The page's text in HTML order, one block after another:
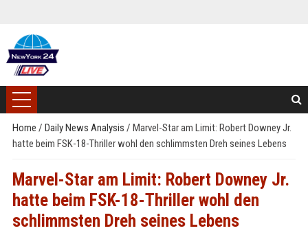
Home / Daily News Analysis / Marvel-Star am Limit: Robert Downey Jr.
hatte beim FSK-18-Thriller wohl den schlimmsten Dreh seines Lebens
Marvel-Star am Limit: Robert Downey Jr.
hatte beim FSK-18-Thriller wohl den
schlimmsten Dreh seines Lebens